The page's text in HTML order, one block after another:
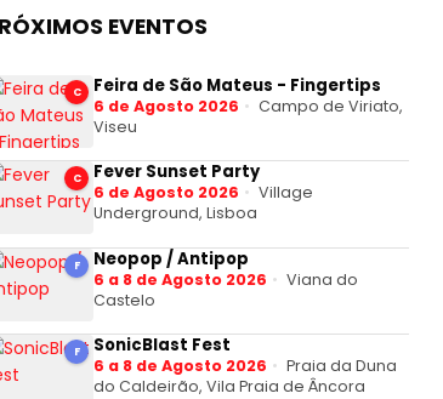
EVENTOS
C Feira de São Mateus - Fingertips
6 de Agosto 2026
Campo de Viriato,
Viseu
C Fever Sunset Party
6 de Agosto 2026
Village
Underground, Lisboa
F Neopop / Antipop
6 a 8 de Agosto 2026
Viana do
Castelo
F SonicBlast Fest
6 a 8 de Agosto 2026
Praia da Duna
do Caldeirão, Vila Praia de Âncora